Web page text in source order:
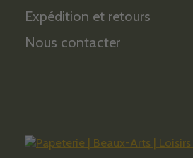
Expédition et retours
Nous contacter